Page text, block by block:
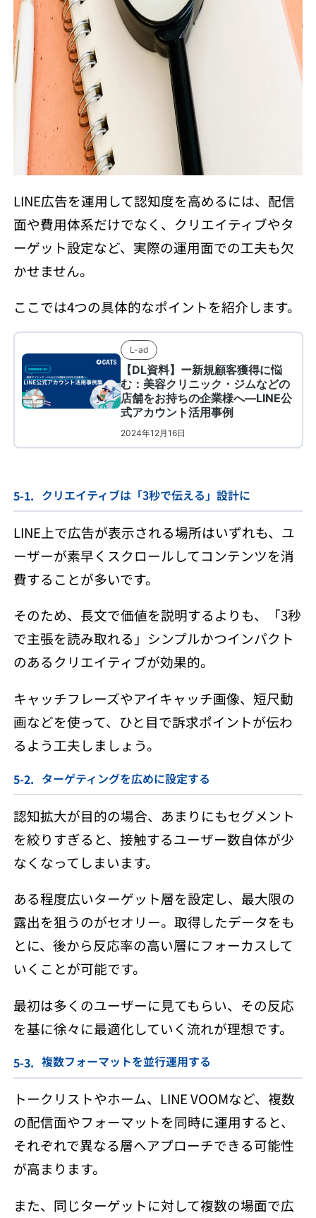
LINE広告を運用して認知度を高めるには、配信
面や費用体系だけでなく、クリエイティブやタ
ーゲット設定など、実際の運用面での工夫も欠
かせません。
ここでは4つの具体的なポイントを紹介します。
クリエイティブは「3秒で伝える」設計に
LINE上で広告が表示される場所はいずれも、ユ
ーザーが素早くスクロールしてコンテンツを消
費することが多いです。
そのため、長文で価値を説明するよりも、「3秒
で主張を読み取れる」シンプルかつインパクト
のあるクリエイティブが効果的。
キャッチフレーズやアイキャッチ画像、短尺動
画などを使って、ひと目で訴求ポイントが伝わ
るよう工夫しましょう。
ターゲティングを広めに設定する
認知拡大が目的の場合、あまりにもセグメント
を絞りすぎると、接触するユーザー数自体が少
なくなってしまいます。
ある程度広いターゲット層を設定し、最大限の
露出を狙うのがセオリー。取得したデータをも
とに、後から反応率の高い層にフォーカスして
いくことが可能です。
最初は多くのユーザーに見てもらい、その反応
を基に徐々に最適化していく流れが理想です。
複数フォーマットを並行運用する
トークリストやホーム、LINE VOOMなど、複数
の配信面やフォーマットを同時に運用すると、
それぞれで異なる層へアプローチできる可能性
が高まります。
また、同じターゲットに対して複数の場面で広